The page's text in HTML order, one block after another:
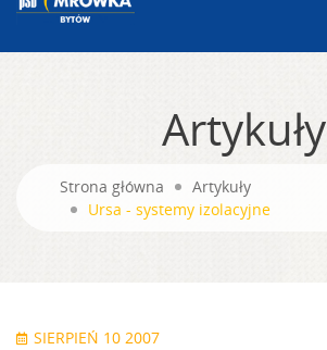
Artykuły
Strona główna
Artykuły
Ursa - systemy izolacyjne
SIERPIEŃ 10 2007